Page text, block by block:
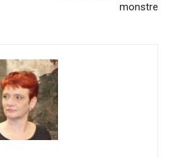
monstre